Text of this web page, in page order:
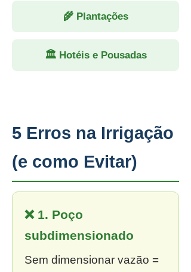
🌾 Plantações
🏛 Hotéis e Pousadas
5 Erros na Irrigação
(e como Evitar)
❌ 1. Poço
subdimensionado
Sem dimensionar vazão =